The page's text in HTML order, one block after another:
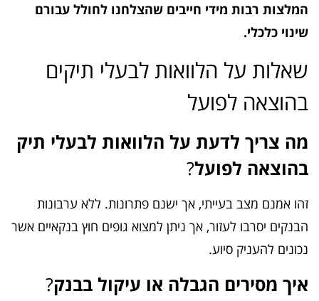
המלצות רבות מידי חייבים שהצלחנו לחולל עבורם
שינוי כלכלי.
שאלות על הלוואות לבעלי תיקים
בהוצאה לפועל
מה צריך לדעת על הלוואות לבעלי תיק
בהוצאה לפועל?
זהו אמנם מצב בעייתי, אך ישנם פתרונות. ללא ערבונות
הבנקים יסרבו לעזור, אך ניתן למצוא גופים חוץ בנקאיים אשר
נכונים להעניק סיוע.
איך מסירים הגבלה או עיקול בבנק?